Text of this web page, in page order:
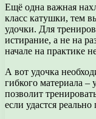
Ещё одна важная
класс катушки, тем
удочки. Для
истирание, а не на
начале на практике
А вот удочка
гибкого материала –
позволит
если удастся